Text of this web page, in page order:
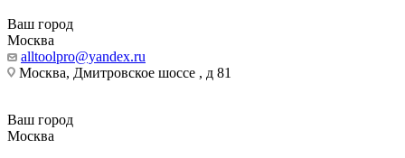
Ваш город
Москва
alltoolpro@yandex.ru
Москва, Дмитровское шоссе , д 81
Ваш город
Москва